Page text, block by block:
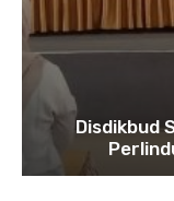
Disdikbud